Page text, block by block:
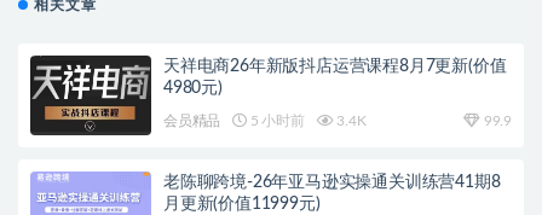
相关文章
天祥电商26年新版抖店运营课程8月7更新(价值
4980元)
会员精品 5 小时前 3.4K 99.9
老陈聊跨境-26年亚马逊实操通关训练营41期8
月更新(价值11999元)